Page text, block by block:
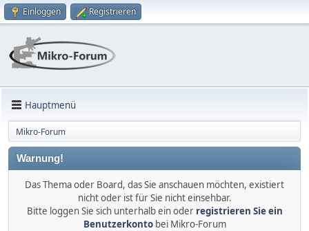
Einloggen Registrieren
Hauptmenü
Mikro-Forum
Warnung!
Das Thema oder Board, das Sie anschauen möchten, existiert
nicht oder ist für Sie nicht einsehbar.
Bitte loggen Sie sich unterhalb ein oder registrieren Sie ein
Benutzerkontobei Mikro-Forum